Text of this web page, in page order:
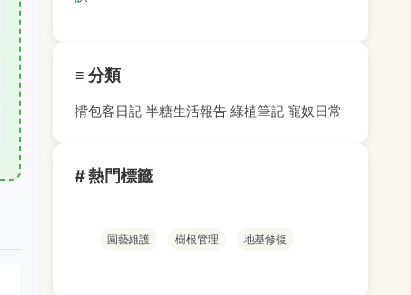
≡ 分類
揹包客日記 半糖生活報告 綠植筆記 寵奴日常
# 熱門標籤
園藝維護 樹根管理 地基修復